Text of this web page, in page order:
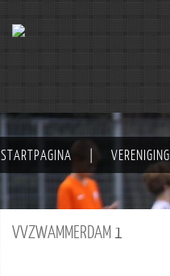
STARTPAGINA VERENIGING
VVZWAMMERDAM1